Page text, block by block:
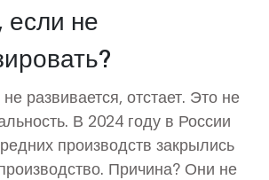
если не
развивается, отстает. Это не
В 2024 году в России
производств закрылись
Причина? Они не